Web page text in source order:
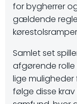
for bygherrer
gældende
Samlet set
afgørende rolle
lige
følge disse